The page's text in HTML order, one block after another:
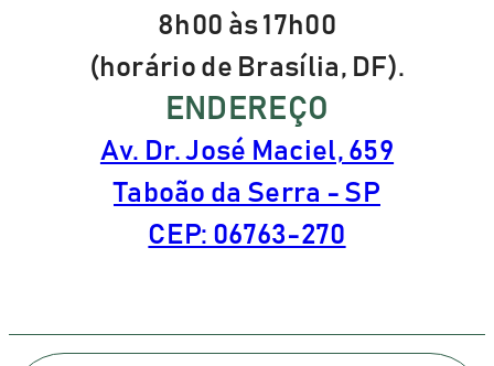
8h00 às 17h00
(horário de Brasília, DF).
ENDEREÇO
Av. Dr. José Maciel, 659
Taboão da Serra - SP
CEP: 06763-270